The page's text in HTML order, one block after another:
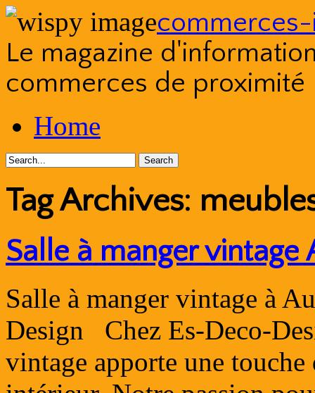
Le magazine
commerces de proximité
to
contentHome
Tag Archives:
Salle à manger vintage
Salle à manger vintage à
Design Chez Es-Deco-
vintage apporte une